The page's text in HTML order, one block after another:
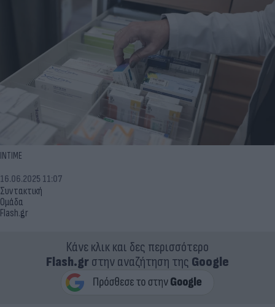
INTIME
Συντακτική
Ομάδα
Flash.gr
16.06.2025 11:07
Κάνε κλικ και δες περισσότερο
Flash.grστην αναζήτηση της Google